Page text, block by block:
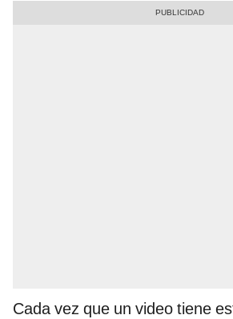
Cada vez que un video tiene